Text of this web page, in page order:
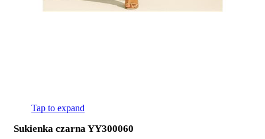
Tap to expand
Sukienka czarna YY300060